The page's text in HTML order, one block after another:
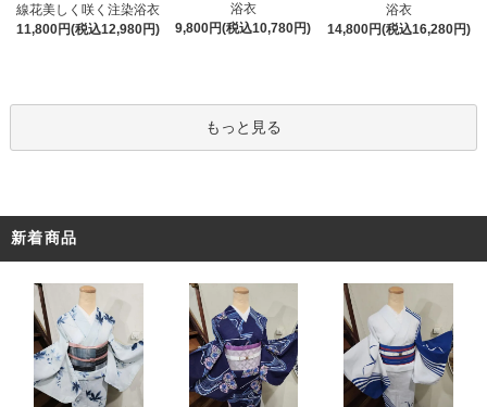
線花美しく咲く注染浴衣
11,800円(税込12,980円)
浴衣
9,800円(税込10,780円)
浴衣
14,800円(税込16,280円)
もっと見る
新着商品